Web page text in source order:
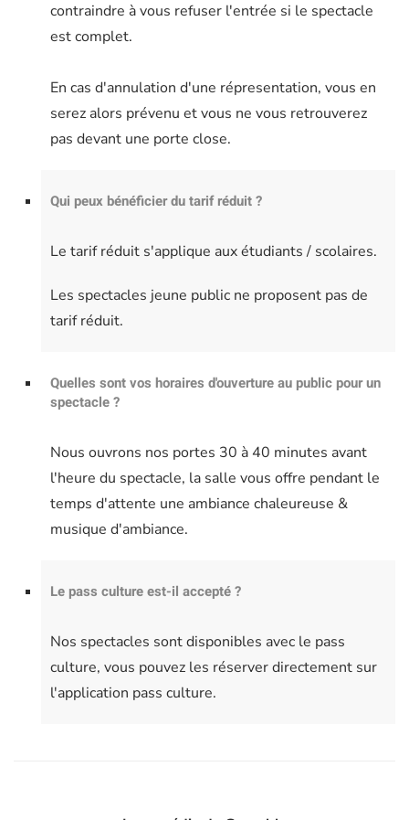
contraindre à vous refuser l'entrée si le spectacle
est complet.
En cas d'annulation d'une répresentation, vous en
serez alors prévenu et vous ne vous retrouverez
pas devant une porte close.
Qui peux bénéficier du tarif réduit ?
Le tarif réduit s'applique aux étudiants / scolaires.
Les spectacles jeune public ne proposent pas de
tarif réduit.
Quelles sont vos horaires d'ouverture au public pour un
spectacle ?
Nous ouvrons nos portes 30 à 40 minutes avant
l'heure du spectacle, la salle vous offre pendant le
temps d'attente une ambiance chaleureuse &
musique d'ambiance.
Le pass culture est-il accepté ?
Nos spectacles sont disponibles avec le pass
culture, vous pouvez les réserver directement sur
l'application pass culture.